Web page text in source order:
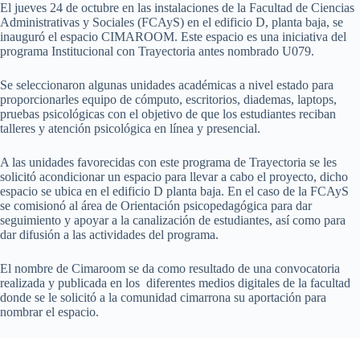
El jueves 24 de octubre en las instalaciones de la Facultad de Ciencias
Administrativas y Sociales (FCAyS) en el edificio D, planta baja, se
inauguró el espacio CIMAROOM. Este espacio es una iniciativa del
programa Institucional con Trayectoria antes nombrado U079.
Se seleccionaron algunas unidades académicas a nivel estado para
proporcionarles equipo de cómputo, escritorios, diademas, laptops,
pruebas psicológicas con el objetivo de que los estudiantes reciban
talleres y atención psicológica en línea y presencial.
A las unidades favorecidas con este programa de Trayectoria se les
solicitó acondicionar un espacio para llevar a cabo el proyecto, dicho
espacio se ubica en el edificio D planta baja. En el caso de la FCAyS
se comisionó al área de Orientación psicopedagógica para dar
seguimiento y apoyar a la canalización de estudiantes, así como para
dar difusión a las actividades del programa.
El nombre de Cimaroom se da como resultado de una convocatoria
realizada y publicada en los diferentes medios digitales de la facultad
donde se le solicitó a la comunidad cimarrona su aportación para
nombrar el espacio.